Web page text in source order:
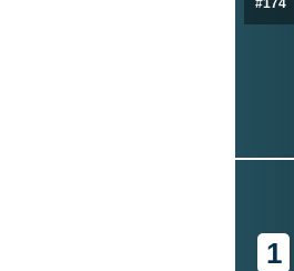
#174
1